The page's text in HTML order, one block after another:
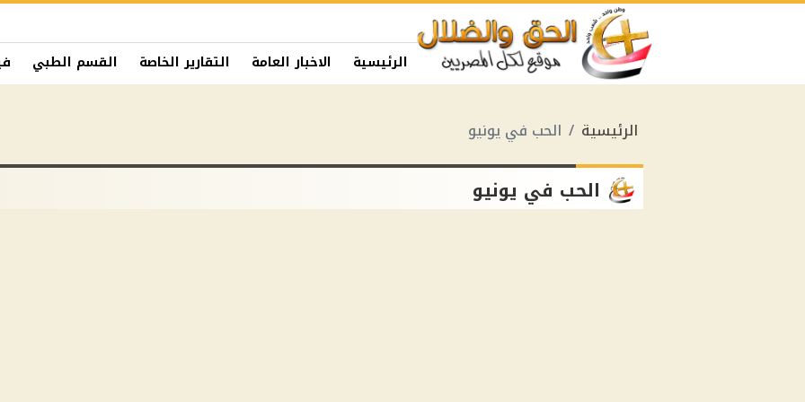
الرئيسية الاخبار العامة التقارير الخاصة القسم الطبي
الرئيسية الحب في يونيو
الحب في يونيو